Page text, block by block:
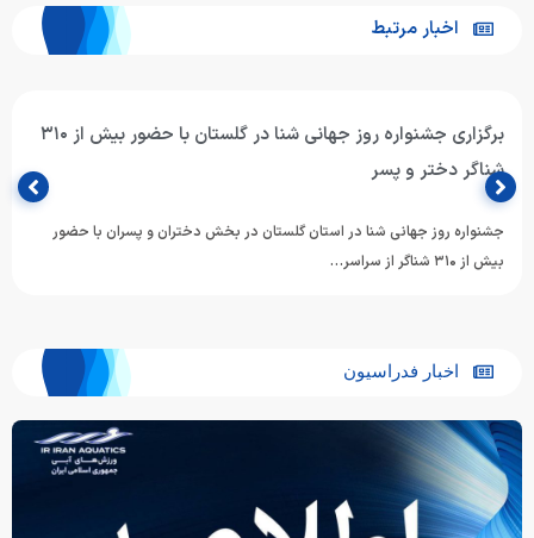
اخبار مرتبط
برگزاری جشنواره روز جهانی شنا در گلستان با حضور بیش از ۳۱۰
شناگر دختر و پسر
جشنواره روز جهانی شنا در استان گلستان در بخش دختران و پسران با حضور
بیش از ۳۱۰ شناگر از سراسر…
اخبار فدراسیون